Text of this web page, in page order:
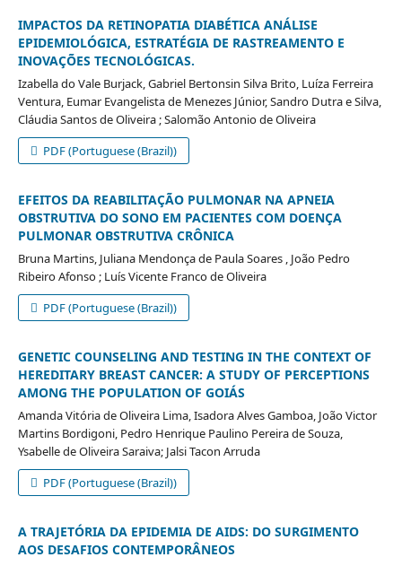
IMPACTOS DA RETINOPATIA DIABÉTICA ANÁLISE
EPIDEMIOLÓGICA, ESTRATÉGIA DE RASTREAMENTO E
INOVAÇÕES TECNOLÓGICAS.
Izabella do Vale Burjack, Gabriel Bertonsin Silva Brito, Luíza Ferreira
Ventura, Eumar Evangelista de Menezes Júnior, Sandro Dutra e Silva,
Cláudia Santos de Oliveira ; Salomão Antonio de Oliveira
PDF (Portuguese (Brazil))
EFEITOS DA REABILITAÇÃO PULMONAR NA APNEIA
OBSTRUTIVA DO SONO EM PACIENTES COM DOENÇA
PULMONAR OBSTRUTIVA CRÔNICA
Bruna Martins, Juliana Mendonça de Paula Soares , João Pedro
Ribeiro Afonso ; Luís Vicente Franco de Oliveira
PDF (Portuguese (Brazil))
GENETIC COUNSELING AND TESTING IN THE CONTEXT OF
HEREDITARY BREAST CANCER: A STUDY OF PERCEPTIONS
AMONG THE POPULATION OF GOIÁS
Amanda Vitória de Oliveira Lima, Isadora Alves Gamboa, João Victor
Martins Bordigoni, Pedro Henrique Paulino Pereira de Souza,
Ysabelle de Oliveira Saraiva; Jalsi Tacon Arruda
PDF (Portuguese (Brazil))
A TRAJETÓRIA DA EPIDEMIA DE AIDS: DO SURGIMENTO
AOS DESAFIOS CONTEMPORÂNEOS